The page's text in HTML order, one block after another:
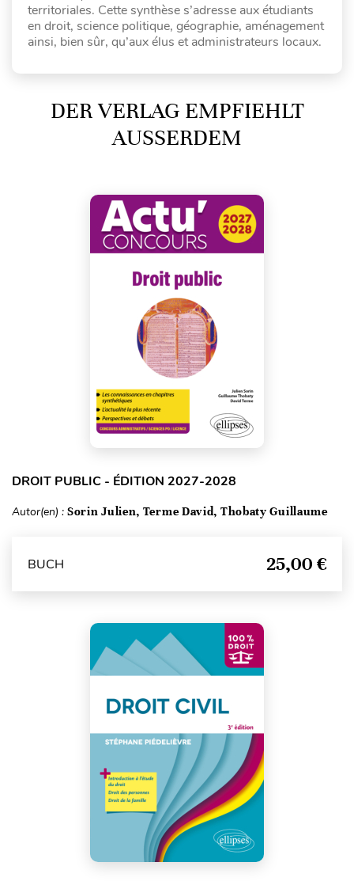
territoriales. Cette synthèse s’adresse aux étudiants
en droit, science politique, géographie, aménagement
ainsi, bien sûr, qu’aux élus et administrateurs locaux.
DER VERLAG EMPFIEHLT
AUSSERDEM
DROIT PUBLIC - ÉDITION 2027-2028
Autor(en) : Sorin Julien, Terme David, Thobaty Guillaume
BUCH 25,00 €